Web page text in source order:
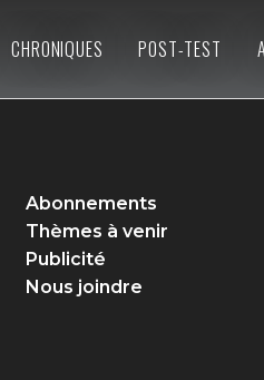
CHRONIQUES POST-TEST
Abonnements
Thèmes à venir
Publicité
Nous joindre